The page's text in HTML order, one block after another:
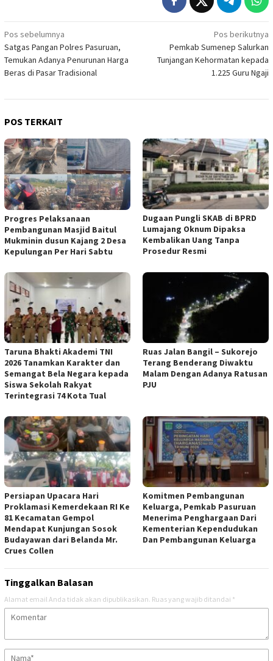
Navigasi
pos
Pos sebelumnya
Satgas Pangan Polres Pasuruan,
Temukan Adanya Penurunan Harga
Beras di Pasar Tradisional
Pos berikutnya
Pemkab Sumenep Salurkan
Tunjangan Kehormatan kepada
1.225 Guru Ngaji
POS TERKAIT
Progres Pelaksanaan
Pembangunan Masjid Baitul
Mukminin dusun Kajang 2 Desa
Kepulungan Per Hari Sabtu
Dugaan Pungli SKAB di BPRD
Lumajang Oknum Dipaksa
Kembalikan Uang Tanpa
Prosedur Resmi
Taruna Bhakti Akademi TNI
2026 Tanamkan Karakter dan
Semangat Bela Negara kepada
Siswa Sekolah Rakyat
Terintegrasi 74 Kota Tual
Ruas Jalan Bangil – Sukorejo
Terang Benderang Diwaktu
Malam Dengan Adanya Ratusan
PJU
Persiapan Upacara Hari
Proklamasi Kemerdekaan RI Ke
81 Kecamatan Gempol
Mendapat Kunjungan Sosok
Budayawan dari Belanda Mr.
Crues Collen
Komitmen Pembangunan
Keluarga, Pemkab Pasuruan
Menerima Penghargaan Dari
Kementerian Kependudukan
Dan Pembangunan Keluarga
Tinggalkan Balasan
Alamat email Anda tidak akan dipublikasikan. Ruas yang wajib ditandai *